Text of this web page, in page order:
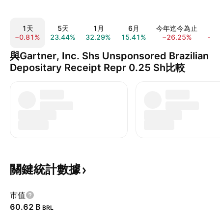
1天
−0.81%
5天
23.44%
1月
32.29%
6月
15.41%
今年迄今為止
−26.25%
與Gartner, Inc. Shs Unsponsored Brazilian
Depositary Receipt Repr 0.25 Sh比較
關鍵統計數據
市值
‪60.62 B‬ BRL